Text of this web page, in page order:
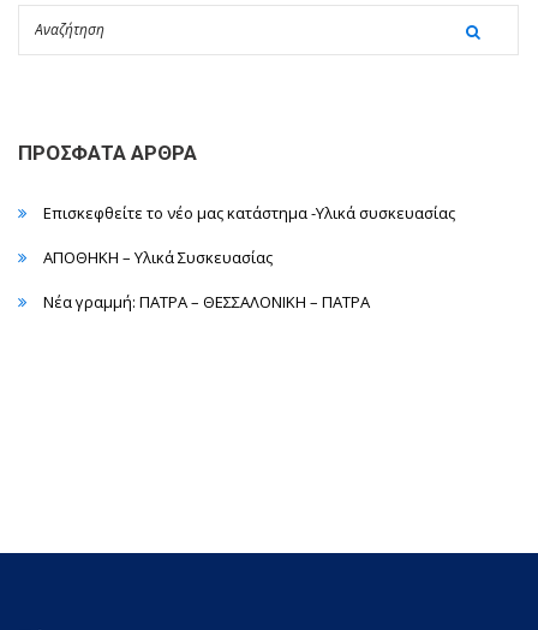
ΠΡΌΣΦΑΤΑ ΆΡΘΡΑ
Επισκεφθείτε το νέο μας κατάστημα -Υλικά συσκευασίας
ΑΠΟΘΗΚΗ – Υλικά Συσκευασίας
Νέα γραμμή: ΠΑΤΡΑ – ΘΕΣΣΑΛΟΝΙΚΗ – ΠΑΤΡΑ